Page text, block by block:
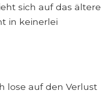
sich auf das ältere
in keinerlei
lose auf den Verlust